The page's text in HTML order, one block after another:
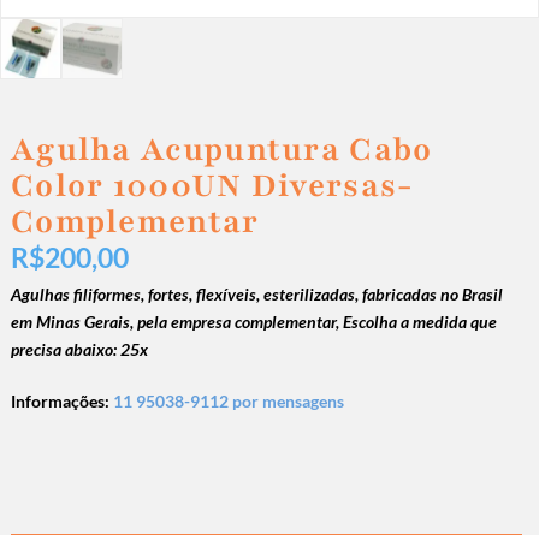
Agulha Acupuntura Cabo
Color 1000UN Diversas-
Complementar
R$200,00
Agulhas filiformes, fortes, flexíveis, esterilizadas, fabricadas no Brasil
em Minas Gerais, pela empresa complementar, Escolha a medida que
precisa abaixo: 25x
Informações: 11 95038-9112 por mensagens